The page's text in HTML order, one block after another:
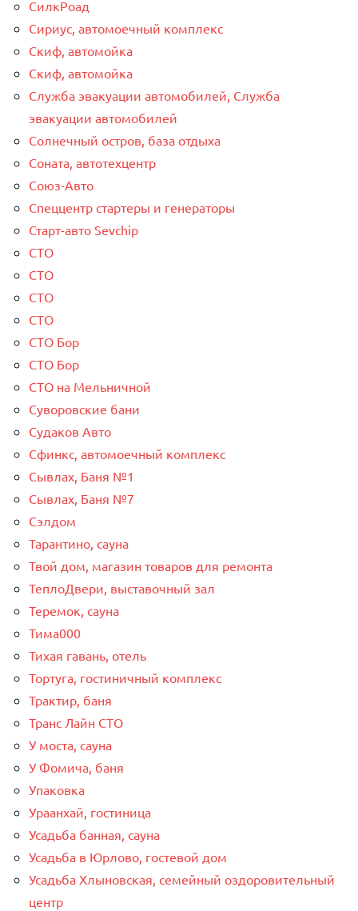
СилкРоад
Сириус, автомоечный комплекс
Скиф, автомойка
Скиф, автомойка
Служба эвакуации автомобилей, Служба
эвакуации автомобилей
Солнечный остров, база отдыха
Соната, автотехцентр
Союз-Авто
Спеццентр стартеры и генераторы
Старт-авто Sevchip
СТО
СТО
СТО
СТО
СТО Бор
СТО Бор
СТО на Мельничной
Суворовские бани
Судаков Авто
Сфинкс, автомоечный комплекс
Сывлах, Баня №1
Сывлах, Баня №7
Сэлдом
Тарантино, сауна
Твой дом, магазин товаров для ремонта
ТеплоДвери, выставочный зал
Теремок, сауна
Тима000
Тихая гавань, отель
Тортуга, гостиничный комплекс
Трактир, баня
Транс Лайн СТО
У моста, сауна
У Фомича, баня
Упаковка
Ураанхай, гостиница
Усадьба банная, сауна
Усадьба в Юрлово, гостевой дом
Усадьба Хлыновская, семейный оздоровительный
центр